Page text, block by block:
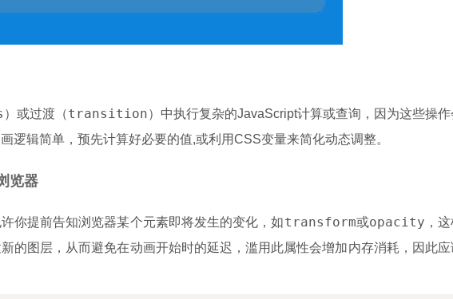
）或过渡（transition）中执行复杂的JavaScript计算或查询，因为这些操作
逻辑简单，预先计算好必要的值,或利用CSS变量来简化动态调整。
览器
你提前告知浏览器某个元素即将发生的变化，如transform或opacity ，
的图层，从而避免在动画开始时的延迟，滥用此属性会增加内存消耗，因此应